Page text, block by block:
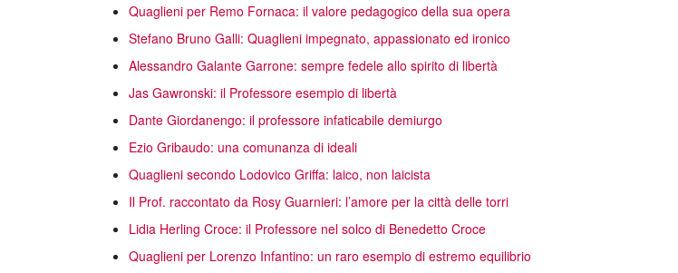
Quaglieni per Remo Fornaca: il valore pedagogico della sua opera
Stefano Bruno Galli: Quaglieni impegnato, appassionato ed ironico
Alessandro Galante Garrone: sempre fedele allo spirito di libertà
Jas Gawronski: il Professore esempio di libertà
Dante Giordanengo: il professore infaticabile demiurgo
Ezio Gribaudo: una comunanza di ideali
Quaglieni secondo Lodovico Griffa: laico, non laicista
Il Prof. raccontato da Rosy Guarnieri: l’amore per la città delle torri
Lidia Herling Croce: il Professore nel solco di Benedetto Croce
Quaglieni per Lorenzo Infantino: un raro esempio di estremo equilibrio